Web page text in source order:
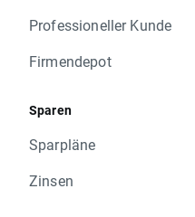
Professioneller Kunde
Firmendepot
Sparen
Sparpläne
Zinsen